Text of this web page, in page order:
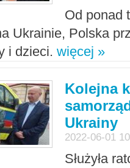
Od ponad
Ukrainie, Polska
i dzieci. więcej »
Kolejna
Ukrainy
2022-06-01
Służyła